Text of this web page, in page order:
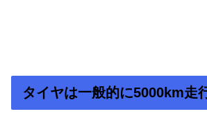
タイヤは一般的に5000km走